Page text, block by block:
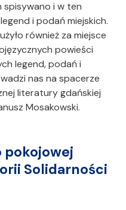
i w ten
i podań miejskich.
również za miejsce
powieści
legend, podań i
nas na spacerze
literatury gdańskiej
Mosakowski.
Solidarności